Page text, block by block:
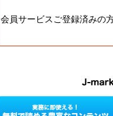
会員サービスご登録済みの